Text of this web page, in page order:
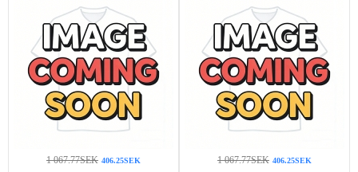
1 067.77SEK 406.25SEK 1 067.77SEK 406.25SEK